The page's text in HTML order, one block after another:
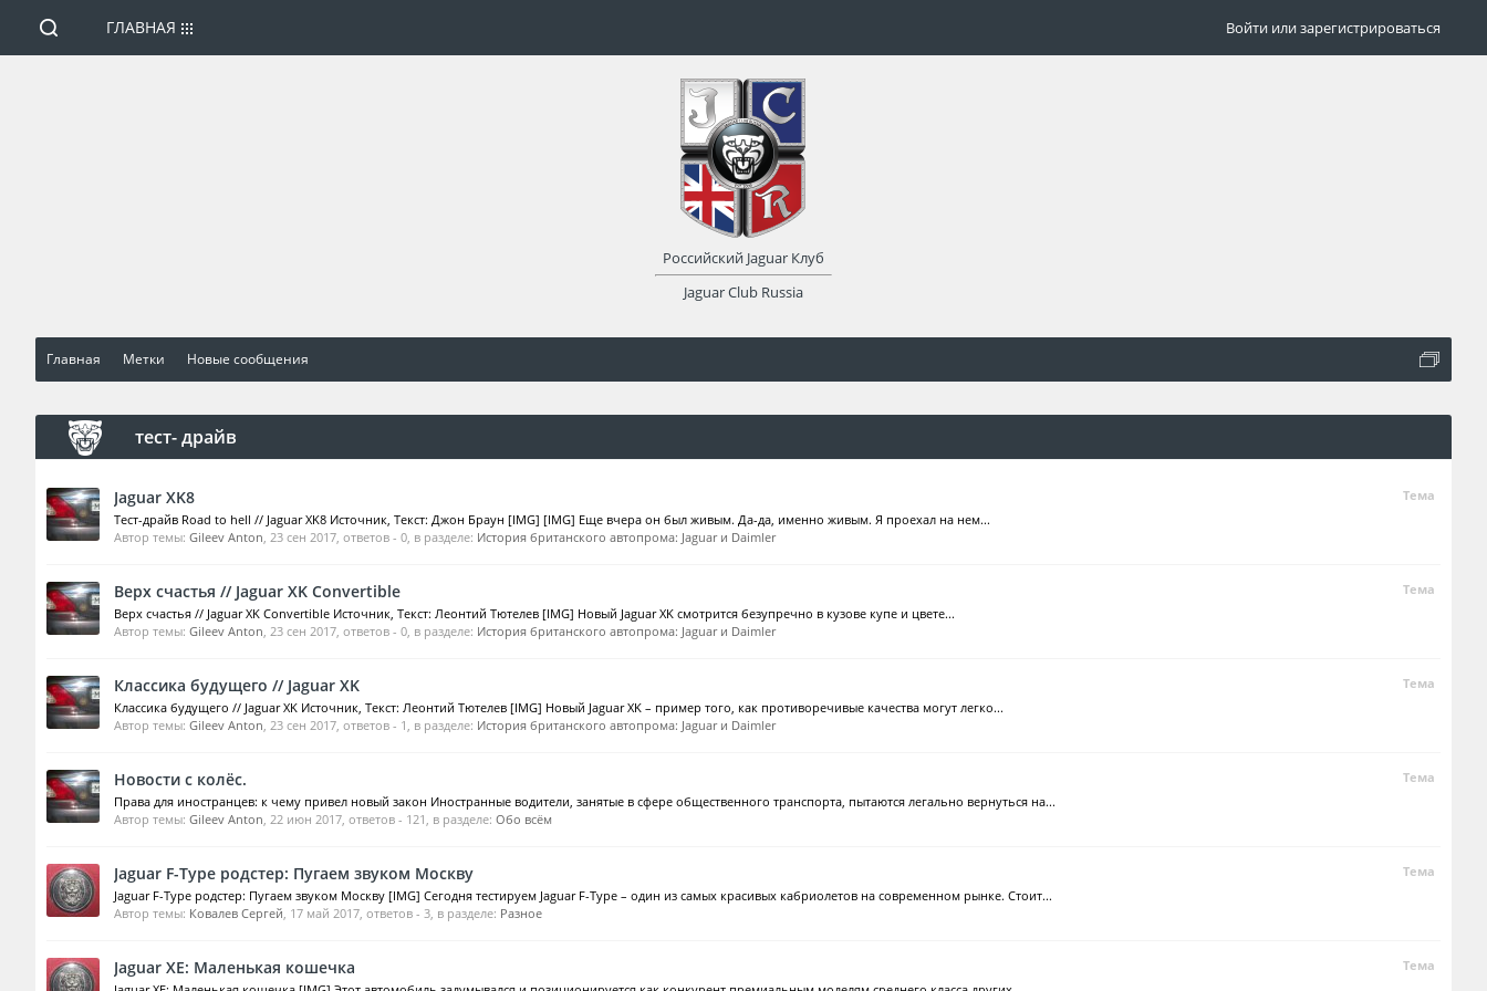
Главная Метки Новые сообщения
тест- драйв
Тема
Jaguar XK8
Тест-драйв Road to hell // Jaguar XK8 Источник, Текст: Джон Браун [IMG] [IMG] Еще вчера он был живым. Да-да, именно живым. Я проехал на нем...
Автор темы: Gileev Anton, 23 сен 2017, ответов - 0, в разделе: История британского автопрома: Jaguar и Daimler
Тема
Верх счастья // Jaguar XK Convertible
Верх счастья // Jaguar XK Convertible Источник, Текст: Леонтий Тютелев [IMG] Новый Jaguar XK смотрится безупречно в кузове купе и цвете...
Автор темы: Gileev Anton, 23 сен 2017, ответов - 0, в разделе: История британского автопрома: Jaguar и Daimler
Тема
Классика будущего // Jaguar XK
Классика будущего // Jaguar XK Источник, Текст: Леонтий Тютелев [IMG] Новый Jaguar XK – пример того, как противоречивые качества могут легко...
Автор темы: Gileev Anton, 23 сен 2017, ответов - 1, в разделе: История британского автопрома: Jaguar и Daimler
Тема
Новости с колёс.
Права для иностранцев: к чему привел новый закон Иностранные водители, занятые в сфере общественного транспорта, пытаются легально вернуться на...
Автор темы: Gileev Anton, 22 июн 2017, ответов - 121, в разделе: Обо всём
Тема
Jaguar F-Type родстер: Пугаем звуком Москву
Jaguar F-Type родстер: Пугаем звуком Москву [IMG] Сегодня тестируем Jaguar F-Type – один из самых красивых кабриолетов на современном рынке. Стоит...
Автор темы: Ковалев Сергей, 17 май 2017, ответов - 3, в разделе: Разное
Тема
Jaguar XE: Маленькая кошечка
ГЛАВНАЯ
Российский Jaguar Клуб
Jaguar Club Russia
Войти или зарегистрироваться